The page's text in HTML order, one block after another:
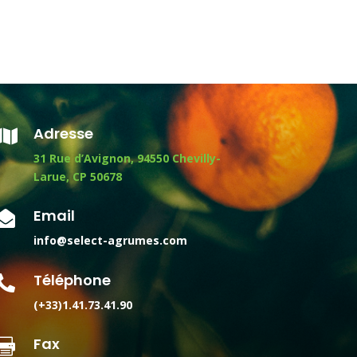
Adresse
31 Rue d’Avignon, 94550 Chevilly-
Larue, CP 50678
Email
info@select-agrumes.com
Téléphone
(+33)1.41.73.41.90
Fax